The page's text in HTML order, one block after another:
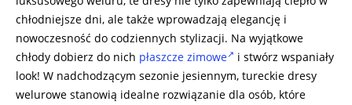
chłodniejsze dni, ale także wprowadzają elegancję i
nowoczesność do codziennych stylizacji. Na wyjątkowe
chłody dobierz do nich płaszcze zimowe
i stwórz wspaniały
look! W nadchodzącym sezonie jesiennym, tureckie dresy
welurowe stanowią idealne rozwiązanie dla osób, które